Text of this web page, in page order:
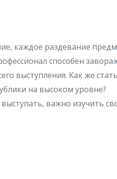
каждое раздевание
способен
выступления. Как же стать
на высоком уровне?
важно изучить